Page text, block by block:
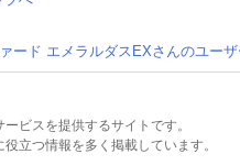
ード エメラルダスEXさんのユー
ビスを提供するサイトです。
立つ情報を多く掲載しています。